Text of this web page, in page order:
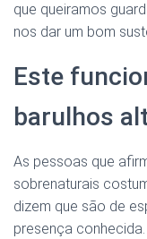
que queiramos
nos dar um bom
Este
barulhos
As pessoas que
sobrenaturais
dizem que são de
presença conhecida.